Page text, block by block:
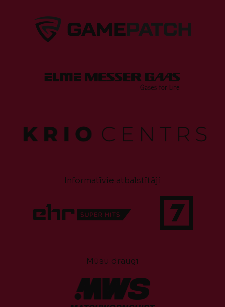
Informatīvie atbalstītāji
Mūsu draugi